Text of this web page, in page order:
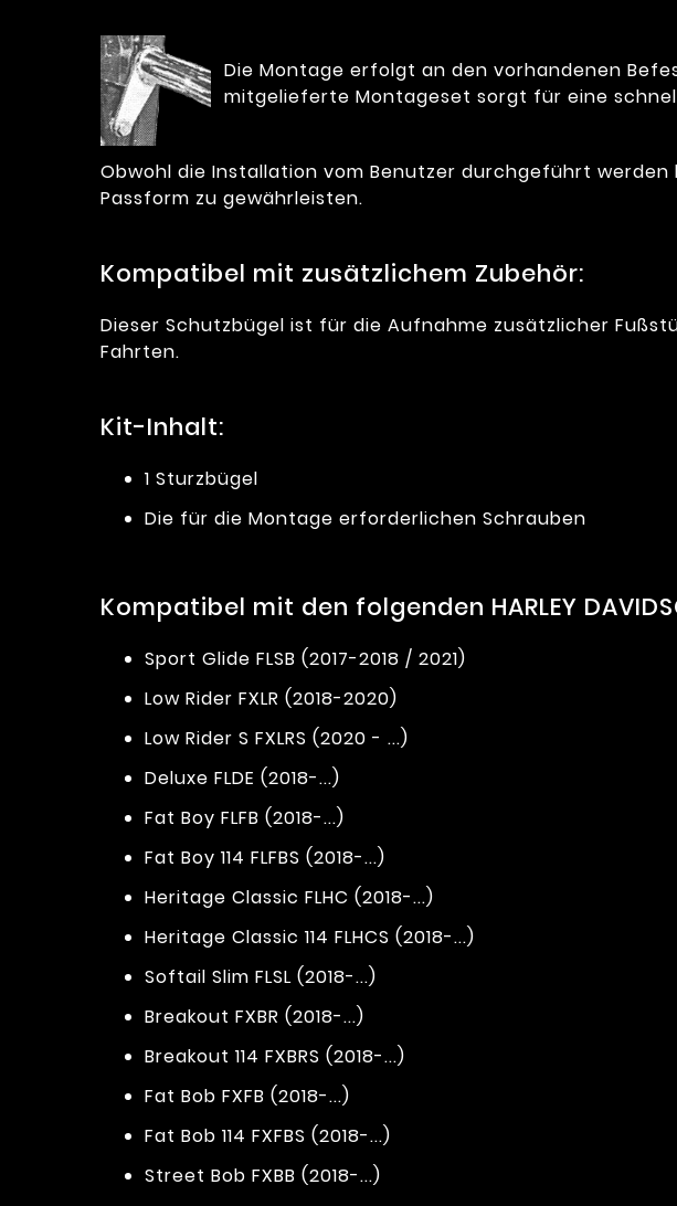
Die Montage erfolgt an den vorhandenen
mitgelieferte Montageset sorgt für eine
Obwohl die Installation vom Benutzer durchgeführt
Passform zu gewährleisten.
Kompatibel mit zusätzlichem Zubehör:
Dieser Schutzbügel ist für die Aufnahme zusätzlicher
Fahrten.
Kit-Inhalt:
1 Sturzbügel
Die für die Montage erforderlichen Schrauben
Kompatibel mit den folgenden HARLEY
Sport Glide FLSB (2017-2018 / 2021)
Low Rider FXLR (2018-2020)
Low Rider S FXLRS (2020 - ...)
Deluxe FLDE (2018-...)
Fat Boy FLFB (2018-...)
Fat Boy 114 FLFBS (2018-...)
Heritage Classic FLHC (2018-...)
Heritage Classic 114 FLHCS (2018-...)
Softail Slim FLSL (2018-...)
Breakout FXBR (2018-...)
Breakout 114 FXBRS (2018-...)
Fat Bob FXFB (2018-...)
Fat Bob 114 FXFBS (2018-...)
Street Bob FXBB (2018-...)